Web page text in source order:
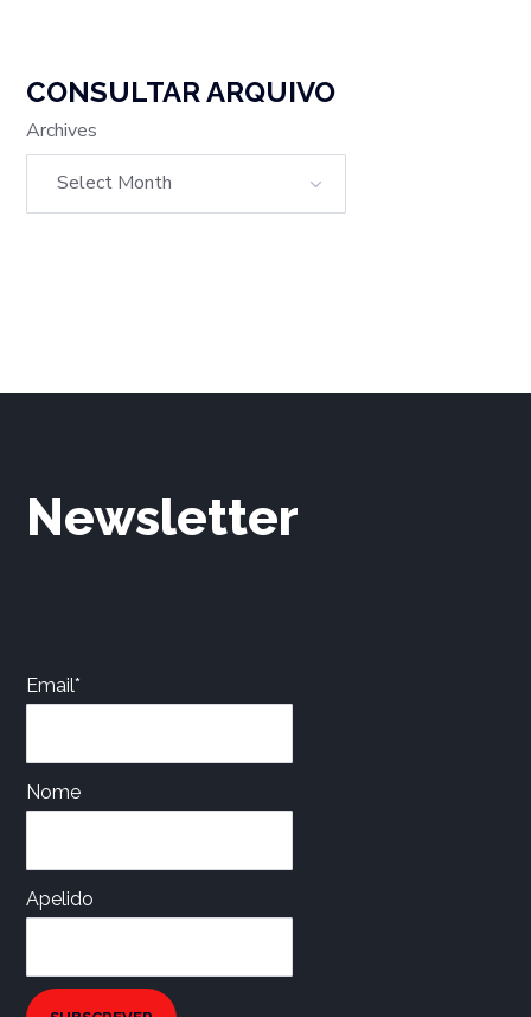
CONSULTAR ARQUIVO
Archives
Newsletter
Email*
Nome
Apelido